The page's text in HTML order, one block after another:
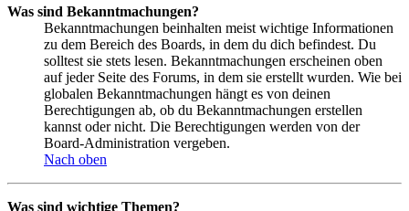
Was sind Bekanntmachungen?
Bekanntmachungen beinhalten meist wichtige Informationen
zu dem Bereich des Boards, in dem du dich befindest. Du
solltest sie stets lesen. Bekanntmachungen erscheinen oben
auf jeder Seite des Forums, in dem sie erstellt wurden. Wie bei
globalen Bekanntmachungen hängt es von deinen
Berechtigungen ab, ob du Bekanntmachungen erstellen
kannst oder nicht. Die Berechtigungen werden von der
Board-Administration vergeben.
Nach oben
Was sind wichtige Themen?